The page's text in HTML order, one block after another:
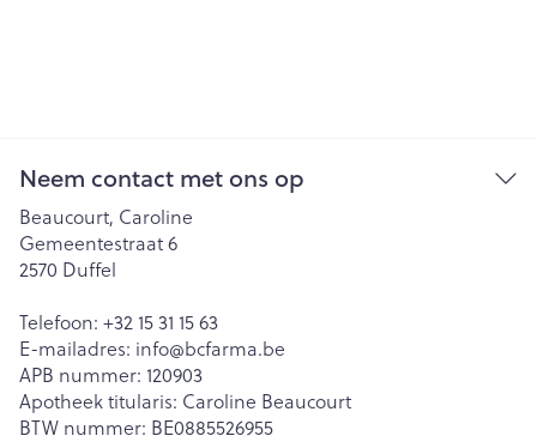
Neem contact met ons op
Beaucourt, Caroline
Gemeentestraat 6
2570 Duffel
Telefoon: +32 15 31 15 63
E-mailadres: info@bcfarma.be
APB nummer: 120903
Apotheek titularis: Caroline Beaucourt
BTW nummer: BE0885526955